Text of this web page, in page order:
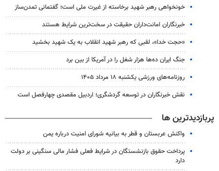
خونخواهی رهبر شهید برخاسته از غیرت ملی است؛ گفتمانی تمدن‌ساز
خبرنگاران امانت‌داران حقیقت در سخت‌ترین شرایط هستند
«حجت خدا»، لقبی که رهبر شهید انقلاب به یک شهید بخشید
جنگ ایران ده‌ها هزار شغل را در آمریکا از بین برد
روزنامه‌های ورزشی یکشنبه ۱۸ مرداد ۱۴۰۵
نقش خبرنگاران در توسعه گردشگری؛ اردبیل مقصدی چهارفصل است
پربازدیدترین ها
واکنش عربستان و قطر به بیانیه شورای امنیت درباره یمن
پرداخت حقوق بازنشستگان در شرایط فعلی فشار مالی سنگینی بر دولت
دارد